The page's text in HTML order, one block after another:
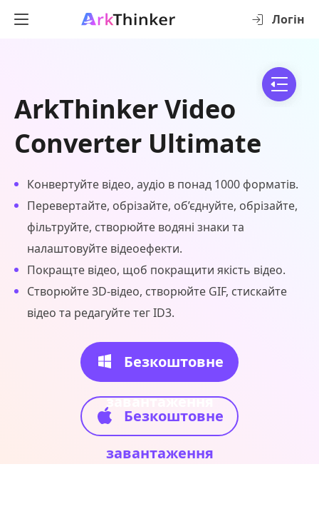
Логін
ArkThinker Video
Converter Ultimate
Конвертуйте відео, аудіо в понад 1000 форматів.
Перевертайте, обрізайте, об’єднуйте, обрізайте,
фільтруйте, створюйте водяні знаки та
налаштовуйте відеоефекти.
Покращте відео, щоб покращити якість відео.
Створюйте 3D-відео, створюйте GIF, стискайте
відео та редагуйте тег ID3.
Безкоштовне
завантаження
Безкоштовне
завантаження